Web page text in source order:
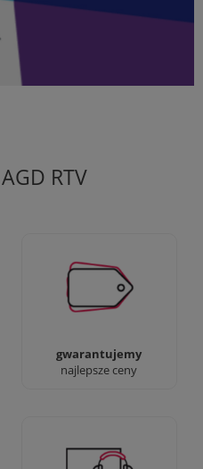
RTV
gwarantujemy
najlepsze ceny
Ciężko pracujemy aby
zapewnić najlepsze